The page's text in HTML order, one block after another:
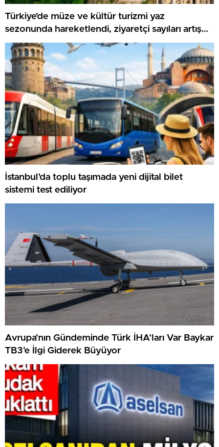
Türkiye’de müze ve kültür turizmi yaz
sezonunda hareketlendi, ziyaretçi sayıları artış
gösteriyor
İstanbul’da toplu taşımada yeni dijital bilet
sistemi test ediliyor
Avrupa’nın Gündeminde Türk İHA’ları Var Baykar
TB3’e İlgi Giderek Büyüyor